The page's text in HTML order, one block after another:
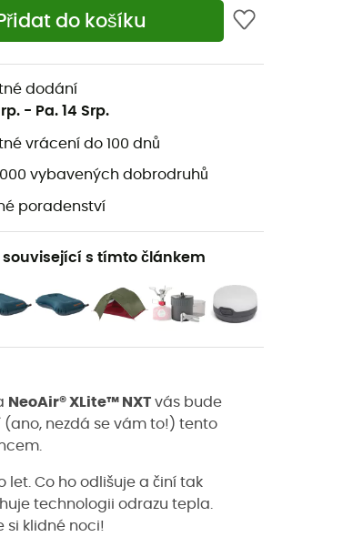
Přidat do košíku
dodání
- Pa. 14 Srp.
vrácení do 100 dnů
000 vybavených dobrodruhů
poradenství
s tímto článkem
NeoAir® XLite™ NXT vás bude
nezdá se vám to!) tento
let. Co ho odlišuje a činí tak
technologii odrazu tepla.
si klidné noci!